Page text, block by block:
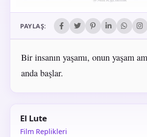
PAYLAŞ:
Bir insanın yaşamı, onun yaşam
anda başlar.
El Lute
Film Replikleri